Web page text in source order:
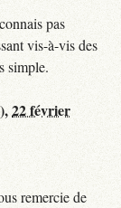
pas
vis-à-vis des
simple.
22 février
remercie de